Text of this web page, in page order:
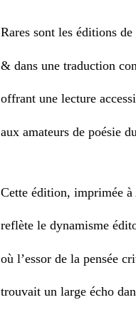
Rares sont les éditions
& dans une traduction
offrant une lecture
aux amateurs de poésie
Cette édition, imprimée
reflète le dynamisme
où l’essor de la pensée
trouvait un large écho